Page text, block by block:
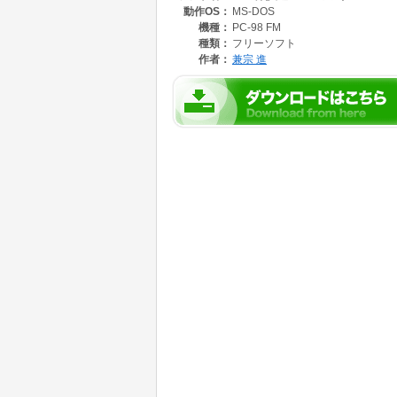
ロゴはプログラミングの教育にもたいへん適
な特長を持っています。
・小さい関数が集まってプログラムになる。
・強力な再帰がある。
・万能データ構造のリストがある。
動作OS： MS-DOS
機種： PC-98 FM
種類： フリーソフト
作者： 兼宗 進